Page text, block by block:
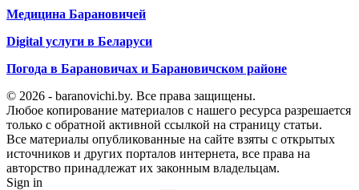
Медицина Барановичей
Digital услуги в Беларуси
Погода в Барановичах и Барановичском районе
© 2026 - baranovichi.by. Все права защищены.
Любое копирование материалов с нашего ресурса разрешается
только с обратной активной ссылкой на страницу статьи.
Все материалы опубликованные на сайте взяты с открытых
источников и других порталов интернета, все права на
авторство принадлежат их законным владельцам.
Sign in